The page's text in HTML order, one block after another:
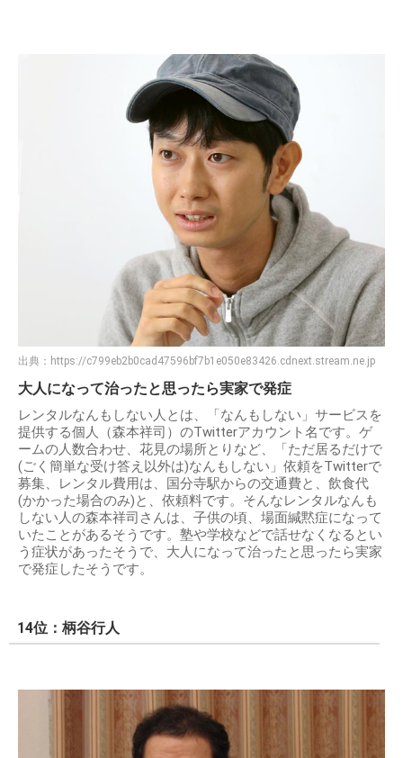
出典： https://c799eb2b0cad47596bf7b1e050e83426.cdnext.stream.ne.jp
大人になって治ったと思ったら実家で発症
レンタルなんもしない人とは、「なんもしない」サービスを
提供する個人（森本祥司）のTwitterアカウント名です。ゲ
ームの人数合わせ、花見の場所とりなど、「ただ居るだけで
(ごく簡単な受け答え以外は)なんもしない」依頼をTwitterで
募集、レンタル費用は、国分寺駅からの交通費と、飲食代
(かかった場合のみ)と、依頼料です。そんなレンタルなんも
しない人の森本祥司さんは、子供の頃、場面緘黙症になって
いたことがあるそうです。塾や学校などで話せなくなるとい
う症状があったそうで、大人になって治ったと思ったら実家
で発症したそうです。
14位：柄谷行人